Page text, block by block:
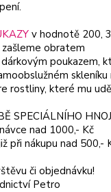
v hodnotě 200,
obratem
poukazem,
skleníku
rostliny, které mu
SPECIÁLNÍHO
nad 1000,- Kč
při nákupu nad 500,-
či objednávku!
Petro